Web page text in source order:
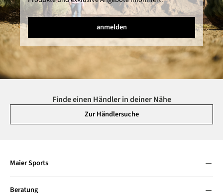
anmelden
Finde einen Händler in deiner Nähe
Zur Händlersuche
Maier Sports
Beratung